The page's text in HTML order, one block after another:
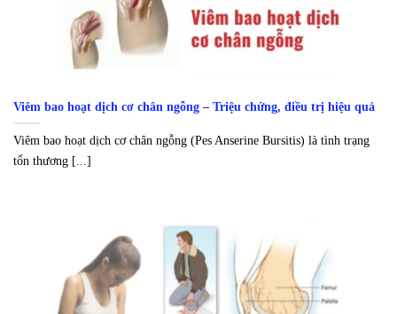
Viêm bao hoạt dịch cơ chân ngỗng – Triệu chứng, điều trị hiệu quả
Viêm bao hoạt dịch cơ chân ngỗng (Pes Anserine Bursitis) là tình trạng
tổn thương [...]